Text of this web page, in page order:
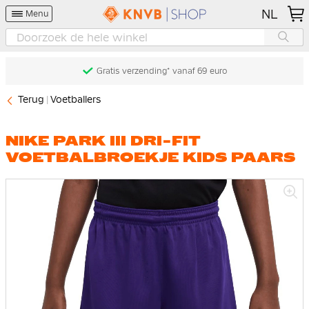
Menu NL
Gratis verzending* vanaf 69 euro
Terug Voetballers
NIKE PARK III DRI-FIT
VOETBALBROEKJE KIDS PAARS